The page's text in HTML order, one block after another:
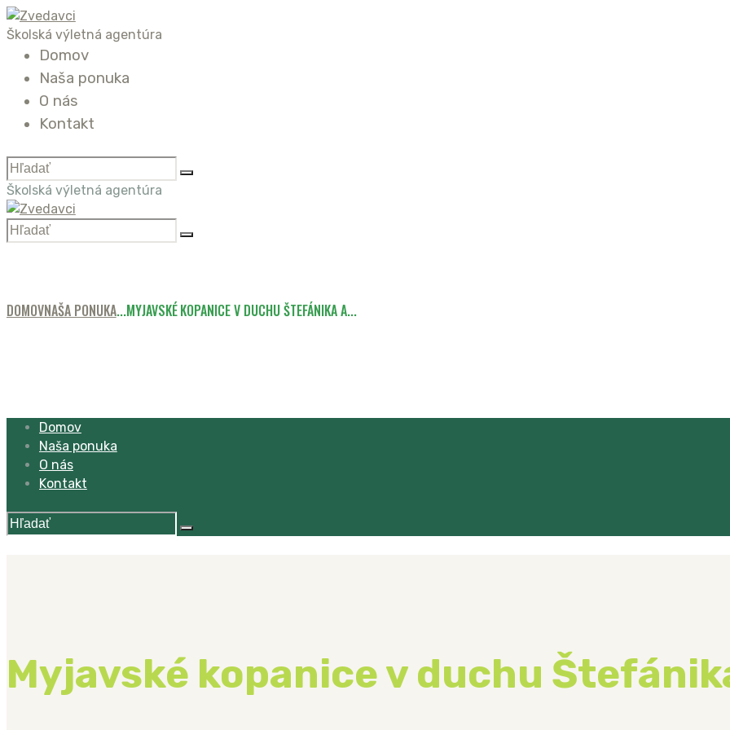
Školská výletná agentúra
Domov
Naša ponuka
O nás
Kontakt
Školská výletná agentúra
DOMOVNAŠA PONUKA...MYJAVSKÉ KOPANICE V DUCHU ŠTEFÁNIKA A...
Domov
Naša ponuka
O nás
Kontakt
Myjavské kopanice v duchu